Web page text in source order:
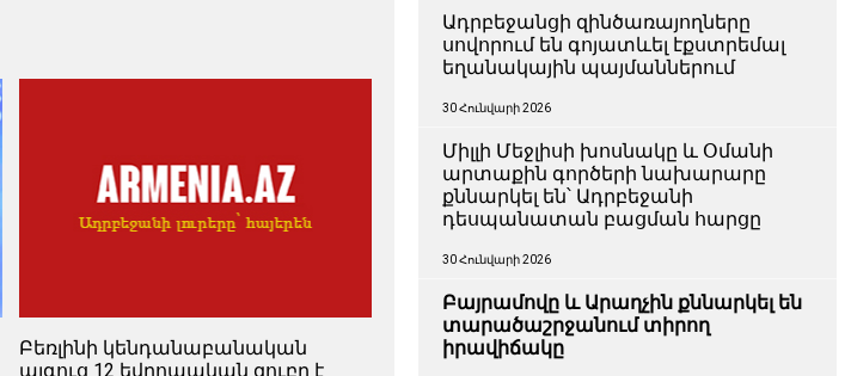
Բեռլինի կենդանաբանական
այգուց 12 եվրոպական զուբր է
Ադրբեջանցի զինծառայողները
սովորում են գոյատևել էքստրեմալ
եղանակային պայմաններում
30 Հունվարի 2026
Միլլի Մեջլիսի խոսնակը և Օմանի
արտաքին գործերի նախարարը
քննարկել են՝ Ադրբեջանի
դեսպանատան բացման հարցը
30 Հունվարի 2026
Բայրամովը և Արաղչին քննարկել են
տարածաշրջանում տիրող
իրավիճակը